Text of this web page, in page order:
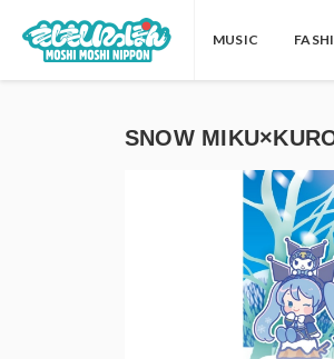
MUSIC
SNOW